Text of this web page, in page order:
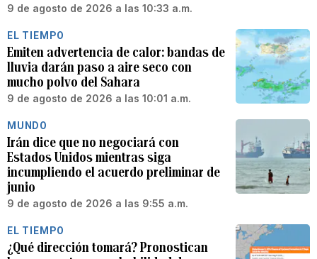
9 de agosto de 2026 a las 10:33 a.m.
EL TIEMPO
Emiten advertencia de calor: bandas de
lluvia darán paso a aire seco con
mucho polvo del Sahara
9 de agosto de 2026 a las 10:01 a.m.
MUNDO
Irán dice que no negociará con
Estados Unidos mientras siga
incumpliendo el acuerdo preliminar de
junio
9 de agosto de 2026 a las 9:55 a.m.
EL TIEMPO
¿Qué dirección tomará? Pronostican